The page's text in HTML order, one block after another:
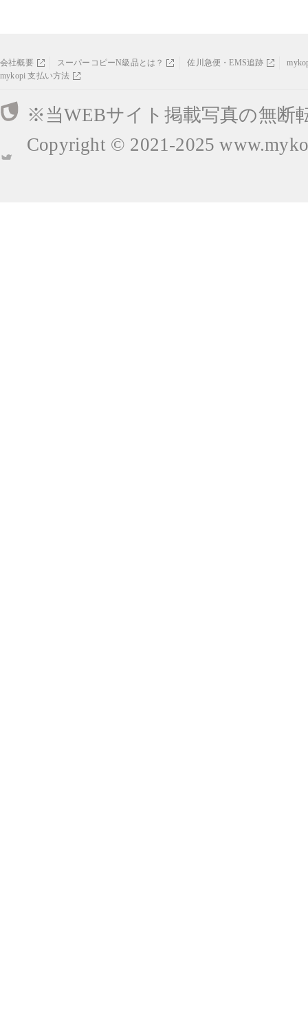
会社概要 スーパーコピーN級品とは？ 佐川急便・EMS追跡
mykopi 支払い方法
※当WEBサイト掲載写真の無断
Copyright © 2021-2025